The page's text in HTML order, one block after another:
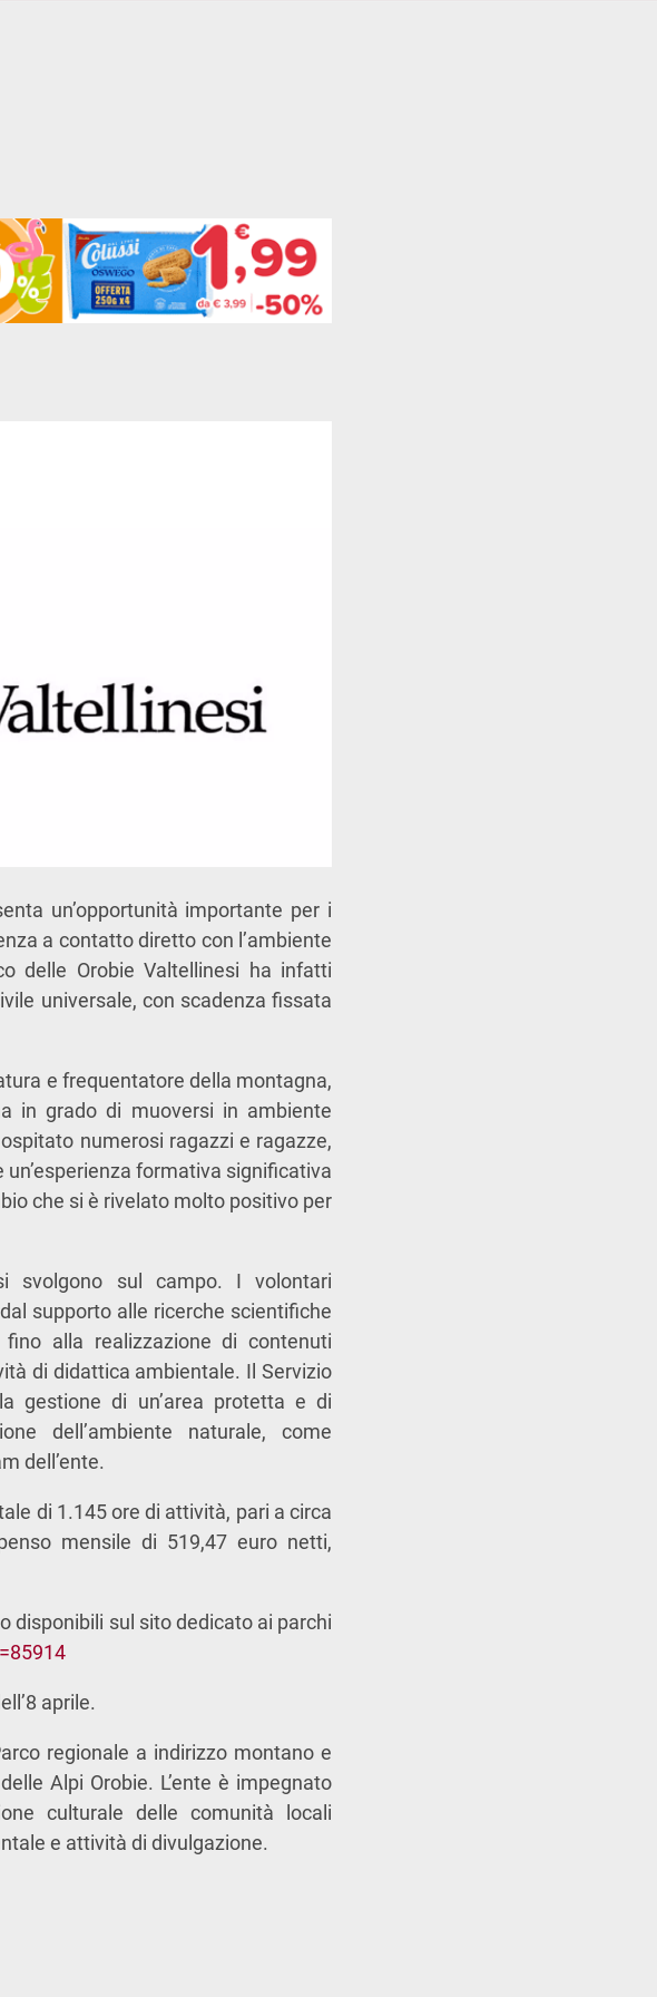
un’opportunità importante per i
a contatto diretto con l’ambiente
delle Orobie Valtellinesi ha infatti
universale, con scadenza fissata
e frequentatore della montagna,
in grado di muoversi in ambiente
numerosi ragazzi e ragazze,
formativa significativa
che si è rivelato molto positivo per
svolgono sul campo. I volontari
supporto alle ricerche scientifiche
alla realizzazione di contenuti
di didattica ambientale. Il Servizio
gestione di un’area protetta e di
dell’ambiente naturale, come
dell’ente.
di 1.145 ore di attività, pari a circa
mensile di 519,47 euro netti,
disponibili sul sito dedicato ai parchi
aprile.
regionale a indirizzo montano e
Alpi Orobie. L’ente è impegnato
culturale delle comunità locali
e attività di divulgazione.